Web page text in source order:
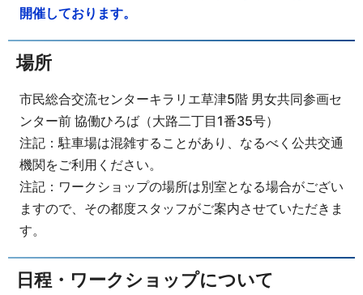
開催しております。
場所
市民総合交流センターキラリエ草津5階 男女共同参画セ
ンター前 協働ひろば（大路二丁目1番35号）
注記：駐車場は混雑することがあり、なるべく公共交通
機関をご利用ください。
注記：ワークショップの場所は別室となる場合がござい
ますので、その都度スタッフがご案内させていただきま
す。
日程・ワークショップについて